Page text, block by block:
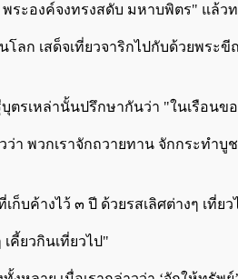
ระองค์จงทรงสดับ มหาบพิตร" แล้ว
ก เสด็จเที่ยวจาริกไปกับด้วยพร
เหล่านั้นปรึกษากันว่า "ในเรือนข
า พวกเราจักถวายทาน จักกระท
บค้างไว้ ๓ ปี ด้วยรสเลิศต่างๆ เที่ยว
คี้ยวกินเที่ยวไป"